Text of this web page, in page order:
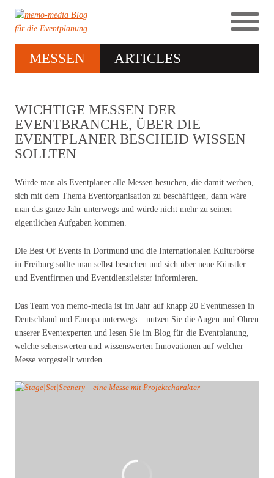
MESSEN ARTICLES
WICHTIGE MESSEN DER
EVENTBRANCHE, ÜBER DIE
EVENTPLANER BESCHEID WISSEN
SOLLTEN
Würde man als Eventplaner alle Messen besuchen, die damit werben,
sich mit dem Thema Eventorganisation zu beschäftigen, dann wäre
man das ganze Jahr unterwegs und würde nicht mehr zu seinen
eigentlichen Aufgaben kommen.
Die Best Of Events in Dortmund und die Internationalen Kulturbörse
in Freiburg sollte man selbst besuchen und sich über neue Künstler
und Eventfirmen und Eventdienstleister informieren.
Das Team von memo-media ist im Jahr auf knapp 20 Eventmessen in
Deutschland und Europa unterwegs – nutzen Sie die Augen und Ohren
unserer Eventexperten und lesen Sie im Blog für die Eventplanung,
welche sehenswerten und wissenswerten Innovationen auf welcher
Messe vorgestellt wurden.